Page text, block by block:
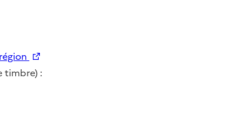
Nouvelle fenêtre
timbre) :